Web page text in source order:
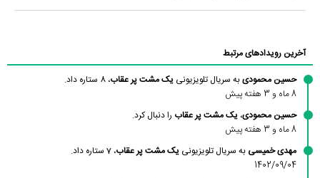
آخرین رویدادهای مرتبط
حسین محمودیبه سریال تلویزیونی یک مشت پر عقاب، 8 ستاره داد.
8 ماه و 3 هفته پیش
حسین محمودی، یک مشت پر عقاب را دنبال کرد.
8 ماه و 3 هفته پیش
مهدی خمیسی به سریال تلویزیونی یک مشت پر عقاب، 7 ستاره داد.
1402/09/04